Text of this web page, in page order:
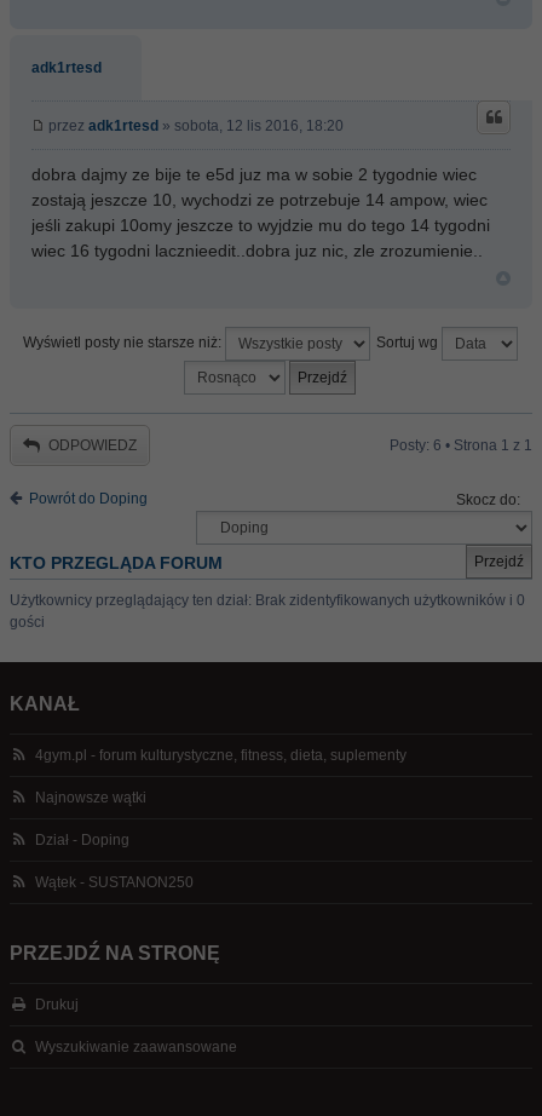
adk1rtesd
przez adk1rtesd » sobota, 12 lis 2016, 18:20
dobra dajmy ze bije te e5d juz ma w sobie 2 tygodnie wiec
zostają jeszcze 10, wychodzi ze potrzebuje 14 ampow, wiec
jeśli zakupi 10omy jeszcze to wyjdzie mu do tego 14 tygodni
wiec 16 tygodni lacznieedit..dobra juz nic, zle zrozumienie..
Wyświetl posty nie starsze niż: Sortuj wg
ODPOWIEDZ Posty: 6 • Strona 1 z 1
Powrót do Doping Skocz do:
KTO PRZEGLĄDA FORUM
Użytkownicy przeglądający ten dział: Brak zidentyfikowanych użytkowników i 0
gości
KANAŁ
4gym.pl - forum kulturystyczne, fitness, dieta, suplementy
Najnowsze wątki
Dział - Doping
Wątek - SUSTANON250
PRZEJDŹ NA STRONĘ
Drukuj
Wyszukiwanie zaawansowane